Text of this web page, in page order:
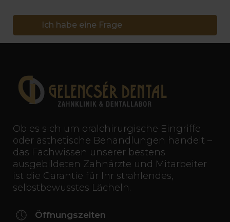
Ich habe eine Frage
Ob es sich um oralchirurgische Eingriffe
oder ästhetische Behandlungen handelt –
das Fachwissen unserer bestens
ausgebildeten Zahnärzte und Mitarbeiter
ist die Garantie für Ihr strahlendes,
selbstbewusstes Lächeln.
Öffnungszeiten